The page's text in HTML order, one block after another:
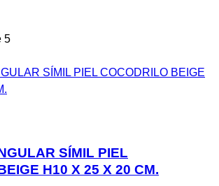
5
SÍMIL PIEL
H10 X 25 X 20 CM.